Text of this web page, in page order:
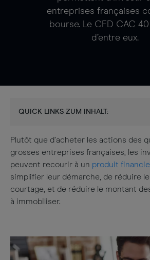
entreprises françaises
bourse. Le CFD CAC 40
d’entre eux.
QUICK LINKS ZUM INHALT:
Plutôt que d’acheter les actions des
grosses entreprises françaises, les
peuvent recourir à un produit
simplifier leur démarche, de réduire
courtage, et de réduire le montant
à immobiliser.